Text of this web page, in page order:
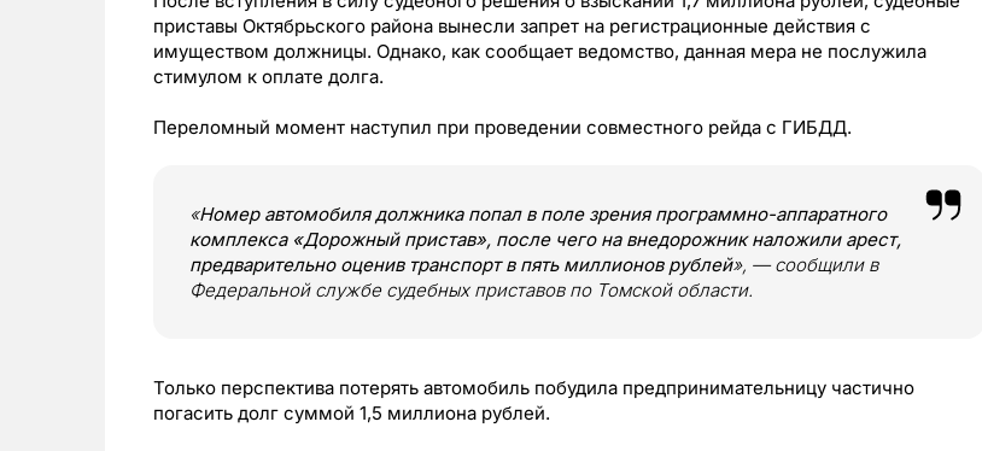
приставы Октябрьского района вынесли запрет на регистрационные действия с
имуществом должницы. Однако, как сообщает ведомство, данная мера не послужила
стимулом к оплате долга.
Переломный момент наступил при проведении совместного рейда с ГИБДД.
«Номер автомобиля должника попал в поле зрения программно-аппаратного
комплекса «Дорожный пристав», после чего на внедорожник наложили арест,
предварительно оценив транспорт в пять миллионов рублей», — сообщили в
Федеральной службе судебных приставов по Томской области.
Только перспектива потерять автомобиль побудила предпринимательницу частично
погасить долг суммой 1,5 миллиона рублей.